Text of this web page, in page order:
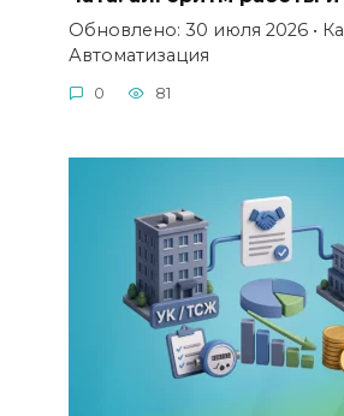
Обновлено: 30 июля 2026 •
Автоматизация
0 81